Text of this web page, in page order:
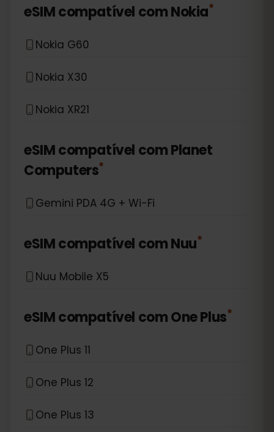
eSIM compatível comNokia*
Nokia G60
Nokia X30
Nokia XR21
eSIM compatível comPlanet
Computers*
Gemini PDA 4G + Wi-Fi
eSIM compatível comNuu*
Nuu Mobile X5
eSIM compatível comOne Plus*
One Plus 11
One Plus 12
One Plus 13